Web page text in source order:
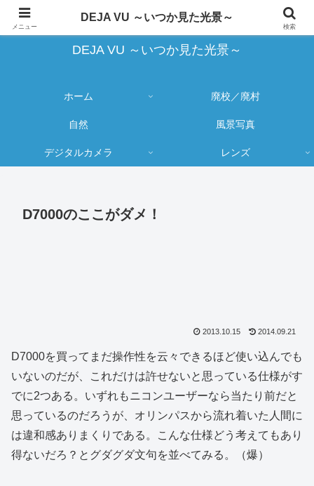
蔵出し写真の大売り出しとカメラ物欲のブログ
DEJA VU ～いつか見た光景～
ホーム 廃校／廃村
自然 風景写真
デジタルカメラ レンズ
D7000のここがダメ！
2013.10.15 2014.09.21
D7000を買ってまだ操作性を云々できるほど使い込んでも
いないのだが、これだけは許せないと思っている仕様がす
でに2つある。いずれもニコンユーザーなら当たり前だと
思っているのだろうが、オリンパスから流れ着いた人間に
は違和感ありまくりである。こんな仕様どう考えてもあり
得ないだろ？とグダグダ文句を並べてみる。（爆）
メニュー
DEJA VU ～いつか見た光景～
検索